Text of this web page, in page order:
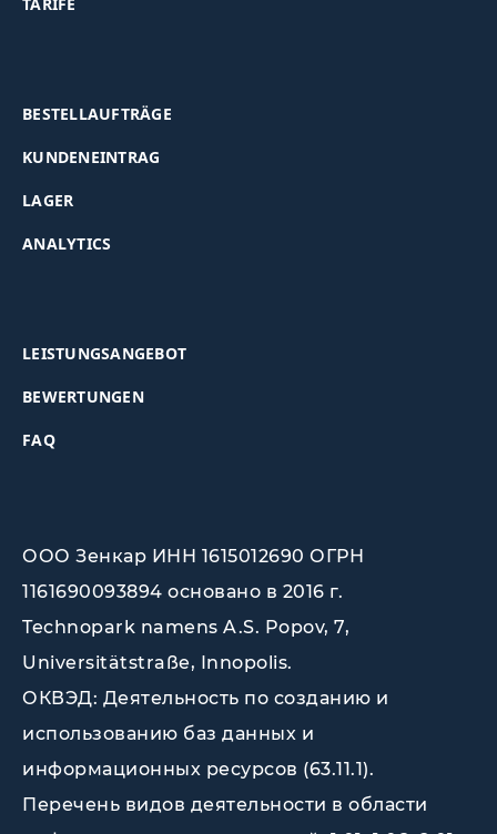
BESTELLAUFTRÄGE
KUNDENEINTRAG
LAGER
ANALYTICS
LEISTUNGSANGEBOT
BEWERTUNGEN
FAQ
ООО Зенкар ИНН 1615012690 ОГРН
1161690093894 основано в 2016 г.
Technopark namens A.S. Popov, 7,
Universitätstraße, Innopolis.
ОКВЭД: Деятельность по созданию и
использованию баз данных и
информационных ресурсов (63.11.1).
Перечень видов деятельности в области